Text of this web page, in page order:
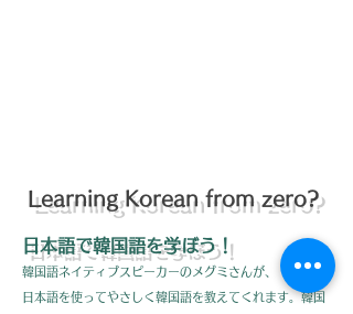
Learning Korean from zero?
日本語で韓国語を学ぼう！
韓国語ネイティブスピーカーのメグミさんが、
日本語を使ってやさしく韓国語を教えてくれます。韓国